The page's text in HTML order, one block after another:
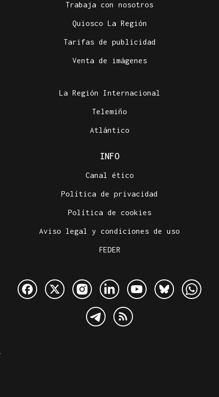
Trabaja con nosotros
Quiosco La Región
Tarifas de publicidad
Venta de imágenes
La Región Internacional
Telemiño
Atlántico
INFO
Canal ético
Política de privacidad
Política de cookies
Aviso legal y condiciones de uso
FEDER